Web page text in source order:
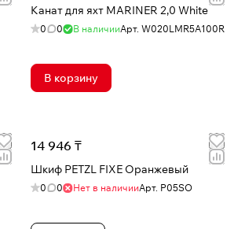
Канат для яхт MARINER 2,0 White
0 0 В наличииАрт. W020LMR5A100R
В корзину
14 946 ₸
Шкиф PETZL FIXE Оранжевый
0 0 Нет в наличииАрт. P05SO